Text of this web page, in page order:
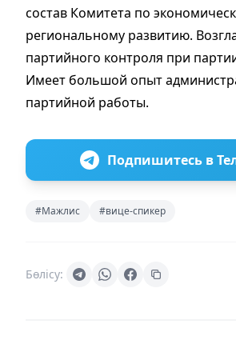
состав Комитета по
региональному развитию.
партийного контроля при
Имеет большой опыт
партийной работы.
Подпишитесь в
#Мажлис #вице-спикер
Бөлісу: